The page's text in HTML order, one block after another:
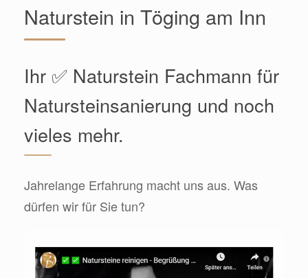
Naturstein in Töging am Inn
Ihr ✅ Naturstein Fachmann für
Natursteinsanierung und noch
vieles mehr.
Jahrelange Erfahrung macht uns aus. Was
dürfen wir für Sie tun?